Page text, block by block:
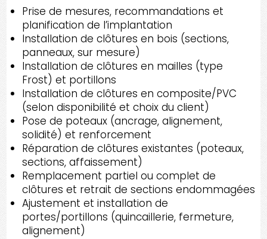
Prise de mesures, recommandations et
planification de l’implantation
Installation de clôtures en bois (sections,
panneaux, sur mesure)
Installation de clôtures en mailles (type
Frost) et portillons
Installation de clôtures en composite/PVC
(selon disponibilité et choix du client)
Pose de poteaux (ancrage, alignement,
solidité) et renforcement
Réparation de clôtures existantes (poteaux,
sections, affaissement)
Remplacement partiel ou complet de
clôtures et retrait de sections endommagées
Ajustement et installation de
portes/portillons (quincaillerie, fermeture,
alignement)